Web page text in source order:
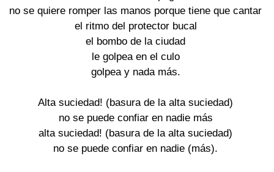
no se quiere romper las manos porque tiene que cantar
el ritmo del protector bucal
el bombo de la ciudad
le golpea en el culo
golpea y nada más.
Alta suciedad! (basura de la alta suciedad)
no se puede confiar en nadie más
alta suciedad! (basura de la alta suciedad)
no se puede confiar en nadie (más).